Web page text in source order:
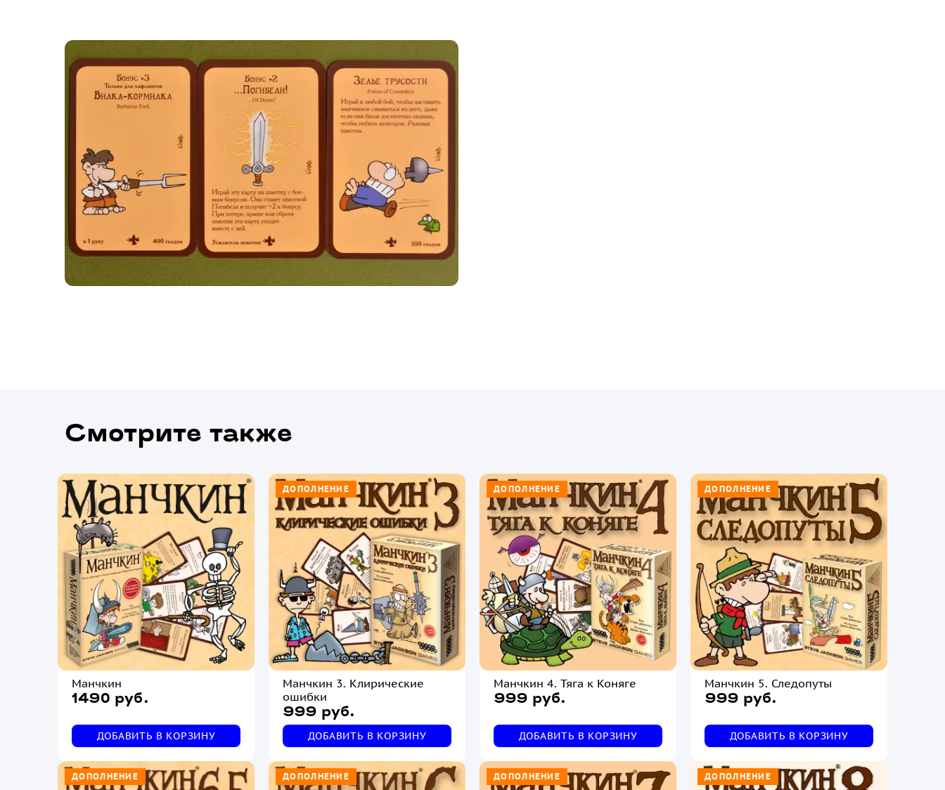
Смотрите также
Манчкин
1490 руб.
ДОБАВИТЬ В КОРЗИНУ
ДОПОЛНЕНИЕ
Манчкин 3. Клирические
ошибки
999 руб.
ДОБАВИТЬ В КОРЗИНУ
ДОПОЛНЕНИЕ
Манчкин 4. Тяга к Коняге
999 руб.
ДОБАВИТЬ В КОРЗИНУ
ДОПОЛНЕНИЕ
Манчкин 5. Следопуты
999 руб.
ДОБАВИТЬ В КОРЗИНУ
ДОПОЛНЕНИЕ ДОПОЛНЕНИЕ ДОПОЛНЕНИЕ ДОПОЛНЕНИЕ